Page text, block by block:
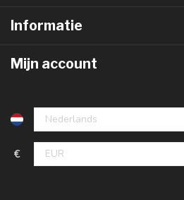
Informatie
Mijn account
€